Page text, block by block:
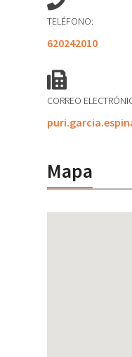
TELÉFONO:
620242010
CORREO
Mapa